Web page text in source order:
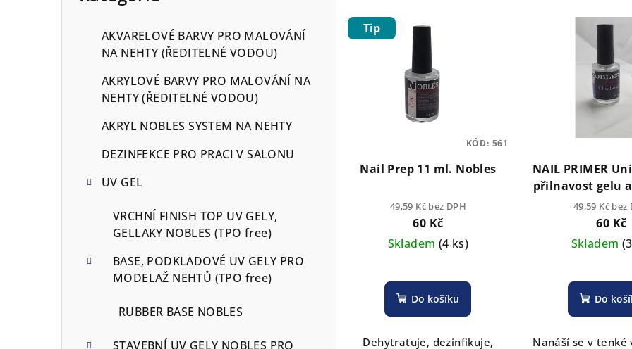
AKVARELOVÉ BARVY PRO MALOVÁNÍ
NA NEHTY (ŘEDITELNÉ VODOU)
AKRYLOVÉ BARVY PRO MALOVÁNÍ NA
NEHTY (ŘEDITELNÉ VODOU)
AKRYL NOBLES SYSTEM NA NEHTY
DEZINFEKCE PRO PRACI V SALONU
UV GEL
VRCHNÍ FINISH TOP UV GELY,
GELLAKY NOBLES (TPO free)
BASE, PODKLADOVÉ UV GELY PRO
MODELAŽ NEHTŮ (TPO free)
RUBBER BASE NOBLES
STAVEBNÍ UV GELY NOBLES PRO
V
ý
Tip
Nail Prep 11 ml. Nobles
49,59 Kč bez DPH
60 Kč
Skladem (4 ks)
Do košíku
Dehytratuje, dezinfikuje,
KÓD: 561
NAIL PRIMER
přilnavost gelu
ml.
49,59 Kč bez
60 Kč
Skladem
Do
Nanáší se v tenké